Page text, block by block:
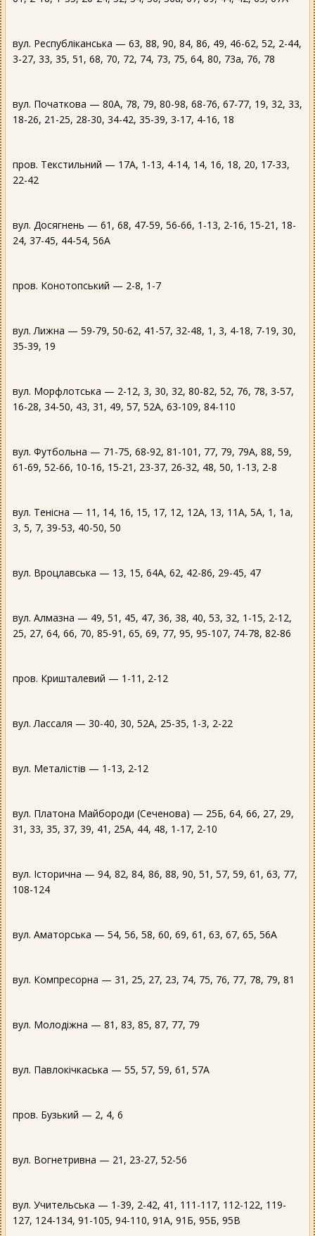
вул. Республіканська — 63, 88, 90, 84, 86, 49, 46-62, 52, 2-44,
3-27, 33, 35, 51, 68, 70, 72, 74, 73, 75, 64, 80, 73а, 76, 78
вул. Початкова — 80А, 78, 79, 80-98, 68-76, 67-77, 19, 32, 33,
18-26, 21-25, 28-30, 34-42, 35-39, 3-17, 4-16, 18
пров. Текстильний — 17А, 1-13, 4-14, 14, 16, 18, 20, 17-33,
22-42
вул. Досягнень — 61, 68, 47-59, 56-66, 1-13, 2-16, 15-21, 18-
24, 37-45, 44-54, 56А
пров. Конотопський — 2-8, 1-7
вул. Лижна — 59-79, 50-62, 41-57, 32-48, 1, 3, 4-18, 7-19, 30,
35-39, 19
вул. Морфлотська — 2-12, 3, 30, 32, 80-82, 52, 76, 78, 3-57,
16-28, 34-50, 43, 31, 49, 57, 52А, 63-109, 84-110
вул. Футбольна — 71-75, 68-92, 81-101, 77, 79, 79А, 88, 59,
61-69, 52-66, 10-16, 15-21, 23-37, 26-32, 48, 50, 1-13, 2-8
вул. Тенісна — 11, 14, 16, 15, 17, 12, 12А, 13, 11А, 5А, 1, 1а,
3, 5, 7, 39-53, 40-50, 50
вул. Вроцлавська — 13, 15, 64А, 62, 42-86, 29-45, 47
вул. Алмазна — 49, 51, 45, 47, 36, 38, 40, 53, 32, 1-15, 2-12,
25, 27, 64, 66, 70, 85-91, 65, 69, 77, 95, 95-107, 74-78, 82-86
пров. Кришталевий — 1-11, 2-12
вул. Лассаля — 30-40, 30, 52А, 25-35, 1-3, 2-22
вул. Металістів — 1-13, 2-12
вул. Платона Майбороди (Сеченова) — 25Б, 64, 66, 27, 29,
31, 33, 35, 37, 39, 41, 25А, 44, 48, 1-17, 2-10
вул. Історична — 94, 82, 84, 86, 88, 90, 51, 57, 59, 61, 63, 77,
108-124
вул. Аматорська — 54, 56, 58, 60, 69, 61, 63, 67, 65, 56А
вул. Компресорна — 31, 25, 27, 23, 74, 75, 76, 77, 78, 79, 81
вул. Молодіжна — 81, 83, 85, 87, 77, 79
вул. Павлокічкаська — 55, 57, 59, 61, 57А
пров. Бузький — 2, 4, 6
вул. Вогнетривна — 21, 23-27, 52-56
вул. Учительська — 1-39, 2-42, 41, 111-117, 112-122, 119-
127, 124-134, 91-105, 94-110, 91А, 91Б, 95Б, 95В